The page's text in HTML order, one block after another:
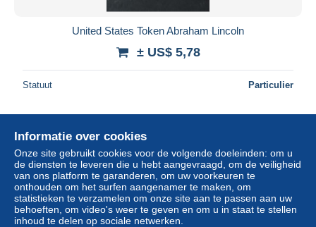
United States Token Abraham Lincoln
± US$ 5,78
Statuut Particulier
Informatie over cookies
Onze site gebruikt cookies voor de volgende doeleinden: om u
de diensten te leveren die u hebt aangevraagd, om de veiligheid
van ons platform te garanderen, om uw voorkeuren te
onthouden om het surfen aangenamer te maken, om
statistieken te verzamelen om onze site aan te passen aan uw
behoeften, om video's weer te geven en om u in staat te stellen
inhoud te delen op sociale netwerken.